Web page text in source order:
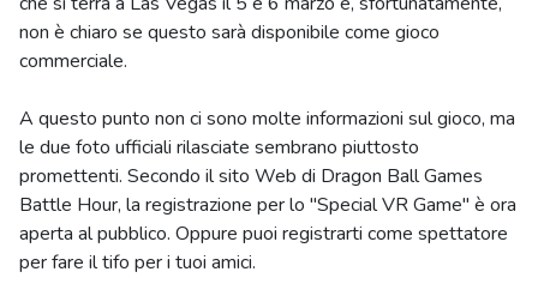
non è chiaro se questo sarà disponibile come gioco
commerciale.
A questo punto non ci sono molte informazioni sul gioco, ma
le due foto ufficiali rilasciate sembrano piuttosto
promettenti. Secondo il sito Web di Dragon Ball Games
Battle Hour, la registrazione per lo "Special VR Game" è ora
aperta al pubblico. Oppure puoi registrarti come spettatore
per fare il tifo per i tuoi amici.